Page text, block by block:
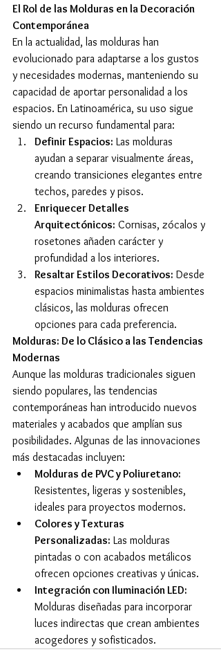
El Rol de las Molduras en la Decoración
Contemporánea
En la actualidad, las molduras han
evolucionado para adaptarse a los gustos
y necesidades modernas, manteniendo su
capacidad de aportar personalidad a los
espacios. En Latinoamérica, su uso sigue
siendo un recurso fundamental para:
Definir Espacios: Las molduras
ayudan a separar visualmente áreas,
creando transiciones elegantes entre
techos, paredes y pisos.
Enriquecer Detalles
Arquitectónicos: Cornisas, zócalos y
rosetones añaden carácter y
profundidad a los interiores.
Resaltar Estilos Decorativos: Desde
espacios minimalistas hasta ambientes
clásicos, las molduras ofrecen
opciones para cada preferencia.
Molduras: De lo Clásico a las Tendencias
Modernas
Aunque las molduras tradicionales siguen
siendo populares, las tendencias
contemporáneas han introducido nuevos
materiales y acabados que amplían sus
posibilidades. Algunas de las innovaciones
más destacadas incluyen:
Molduras de PVC y Poliuretano:
Resistentes, ligeras y sostenibles,
ideales para proyectos modernos.
Colores y Texturas
Personalizadas: Las molduras
pintadas o con acabados metálicos
ofrecen opciones creativas y únicas.
Integración con Iluminación LED:
Molduras diseñadas para incorporar
luces indirectas que crean ambientes
acogedores y sofisticados.